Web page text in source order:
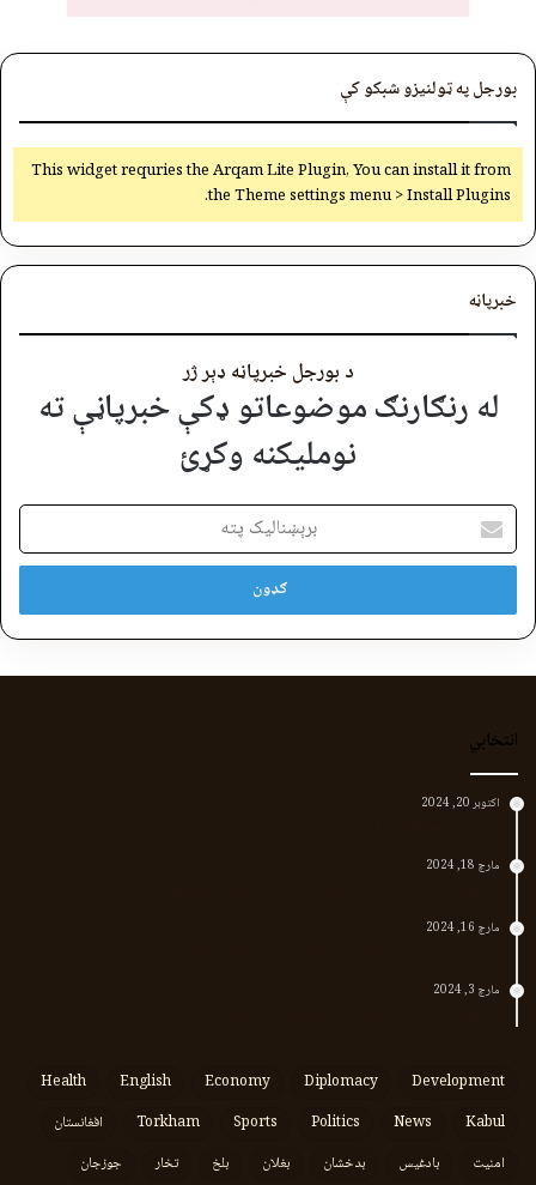
بورجل په ټولنیزو شبکو کې
This widget requries the Arqam Lite Plugin, You can install it from
the Theme settings menu > Install Plugins.
خبرپاڼه
د بورجل خبرپاڼه ډېر ژر
له رنګارنګ موضوعاتو ډکې خبرپاڼې ته
نوملیکنه وکړئ
برېښنالیک
پته
انتخابي
اکتوبر 20, 2024
مارچ 18, 2024
مارچ 16, 2024
مارچ 3, 2024
Development
Diplomacy
Economy
English
Health
Kabul
News
Politics
Sports
Torkham
افغانستان
امنیت
بادغیس بدخشان بغلان بلخ تخار جوزجان